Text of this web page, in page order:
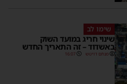
שימו לב
שינוי חריג במועד השוק
באשדוד – זה התאריך החדש
מנחם דויטש 16:07